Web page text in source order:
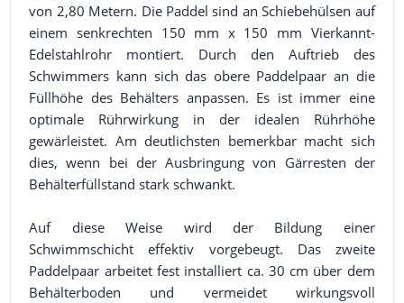
von 2,80 Metern. Die Paddel sind an Schiebehülsen auf
einem senkrechten 150 mm x 150 mm Vierkannt-
Edelstahlrohr montiert. Durch den Auftrieb des
Schwimmers kann sich das obere Paddelpaar an die
Füllhöhe des Behälters anpassen. Es ist immer eine
optimale Rührwirkung in der idealen Rührhöhe
gewärleistet. Am deutlichsten bemerkbar macht sich
dies, wenn bei der Ausbringung von Gärresten der
Behälterfüllstand stark schwankt.
Auf diese Weise wird der Bildung einer
Schwimmschicht effektiv vorgebeugt. Das zweite
Paddelpaar arbeitet fest installiert ca. 30 cm über dem
Behälterboden und vermeidet wirkungsvoll